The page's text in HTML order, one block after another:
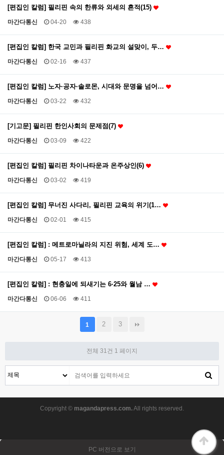
[편집인 칼럼] 필리핀 속의 한류와 외세의 흔적(15)
마간다통신 04-20 438
[편집인 칼럼] 한국 교민과 필리핀 화교의 설맞이, 두…
마간다통신 02-16 437
[편집인 칼럼] 노자·공자·솔로몬, 시대와 문명을 넘어…
마간다통신 03-22 432
[기고문] 필리핀 한인사회의 문제점(7)
마간다통신 03-09 422
[편집인 칼럼] 필리핀 차이나타운과 온주상인(6)
마간다통신 03-02 419
[편집인 칼럼] 무너진 사다리, 필리핀 교육의 위기(1…
마간다통신 02-01 415
[편집인 칼럼] : 메트로마닐라의 지진 위험, 세계 도…
마간다통신 05-17 413
[편집인 칼럼] : 현충일에 되새기는 6·25와 월남 …
마간다통신 06-06 411
1 2 3
전체 31건 1 페이지
Copyright © magandapress.com.All rights reserved.
PC 버전으로 보기